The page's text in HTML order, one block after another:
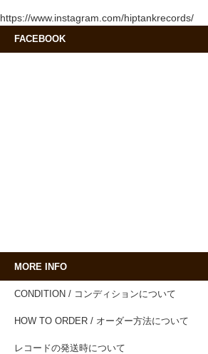
https://www.instagram.com/hiptankrecords/
FACEBOOK
MORE INFO
CONDITION / コンディションについて
HOW TO ORDER / オーダー方法について
レコードの発送時について